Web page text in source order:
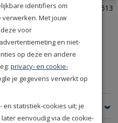
Eijffinger Terra 391513
bestellen?
identifiers om
verwerken. Met jouw
voor
en niet-
op deze en andere
privacy- en cookie-
je gegevens verwerkt op
statistiek-cookies uit; je
eenvoudig via de cookie-